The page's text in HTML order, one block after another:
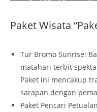
Paket Wisata
Tur Bromo Sunrise:
matahari terbit
Paket ini mencakup
sarapan dengan
Paket Pencari